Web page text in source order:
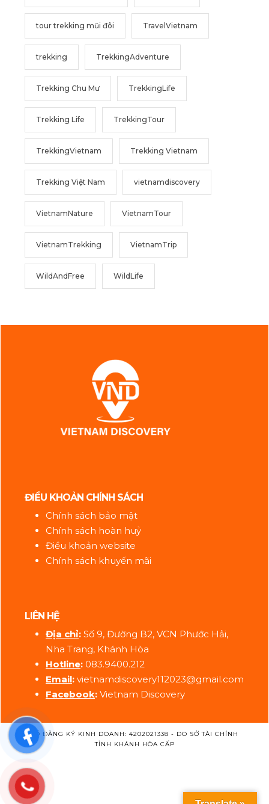
tour trekking mũi đôi TravelVietnam
trekking TrekkingAdventure
Trekking Chu Mư TrekkingLife
Trekking Life TrekkingTour
TrekkingVietnam Trekking Vietnam
Trekking Việt Nam vietnamdiscovery
VietnamNature VietnamTour
VietnamTrekking VietnamTrip
WildAndFree WildLife
ĐIỀU KHOẢN CHÍNH SÁCH
Chính sách bảo mật
Chính sách hoàn huỷ
Điều khoản website
Chính sách khuyến mãi
LIÊN HỆ
Địa chỉ: Số 9, Đường B2, VCN Phước Hải,
Nha Trang, Khánh Hòa
Hotline: 083.9400.212
Email: vietnamdiscovery112023@gmail.com
Facebook: Vietnam Discovery
SỐ ĐĂNG KÝ KINH DOANH: 4202021338 - DO SỞ TÀI CHÍNH
TỈNH KHÁNH HÒA CẤP